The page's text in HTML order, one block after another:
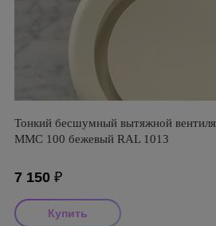
Тонкий бесшумный вытяжной
ММC 100 бежевый RAL 1013
7 150 ₽